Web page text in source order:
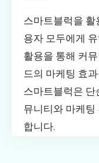
스마트블럭을
용자 모두에게
활용을 통해 커
드의 마케팅 효
스마트블럭은 단
뮤니티와 마케
합니다.